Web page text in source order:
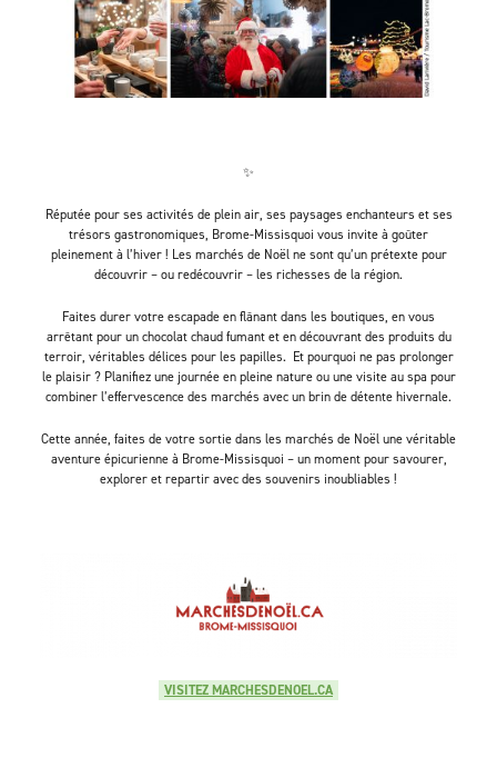
✨
Réputée pour ses activités de plein air, ses paysages enchanteurs et ses
trésors gastronomiques, Brome-Missisquoi vous invite à goûter
pleinement à l’hiver ! Les marchés de Noël ne sont qu’un prétexte pour
découvrir – ou redécouvrir – les richesses de la région.
Faites durer votre escapade en flânant dans les boutiques, en vous
arrêtant pour un chocolat chaud fumant et en découvrant des produits du
terroir, véritables délices pour les papilles. Et pourquoi ne pas prolonger
le plaisir ? Planifiez une journée en pleine nature ou une visite au spa pour
combiner l’effervescence des marchés avec un brin de détente hivernale.
Cette année, faites de votre sortie dans les marchés de Noël une véritable
aventure épicurienne à Brome-Missisquoi – un moment pour savourer,
explorer et repartir avec des souvenirs inoubliables !
VISITEZ MARCHESDENOEL.CA